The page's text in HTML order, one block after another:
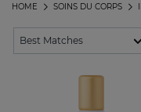
SOINS DU CORPS
HOME